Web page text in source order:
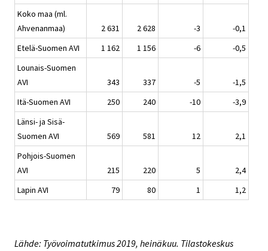
Koko maa (ml.
Ahvenanmaa)
2 631 2 628 -3
-0,1
Etelä-Suomen AVI
1 162 1 156 -6
-0,5
Lounais-Suomen
AVI
343 337 -5
-1,5
Itä-Suomen AVI
250 240 -10
-3,9
Länsi- ja Sisä-
Suomen AVI
569 581 12
2,1
Pohjois-Suomen
AVI
215 220 5
2,4
Lapin AVI
79 80 1 1,2
Lähde: Työvoimatutkimus 2019, heinäkuu. Tilastokeskus